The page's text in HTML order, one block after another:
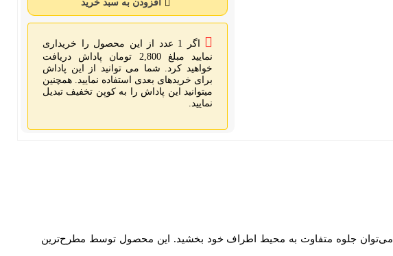
افزودن به سبد خرید
اگر 1 عدد از این محصول را خریداری
نمایید مبلغ 2,800 تومان پاداش دریافت
خواهید کرد. شما می توانید از این پاداش
برای خریدهای بعدی استفاده نمایید.
همچنین میتوانید این پاداش را به کوپن